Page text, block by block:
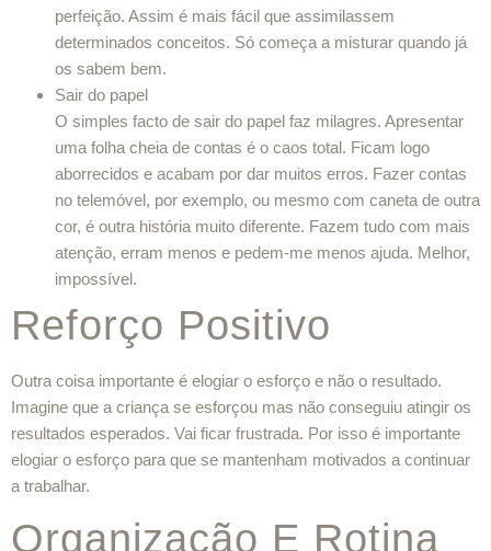
perfeição. Assim é mais fácil que assimilassem
determinados conceitos. Só começa a misturar quando já
os sabem bem.
Sair do papel
O simples facto de sair do papel faz milagres. Apresentar
uma folha cheia de contas é o caos total. Ficam logo
aborrecidos e acabam por dar muitos erros. Fazer contas
no telemóvel, por exemplo, ou mesmo com caneta de outra
cor, é outra história muito diferente. Fazem tudo com mais
atenção, erram menos e pedem-me menos ajuda. Melhor,
impossível.
Reforço Positivo
Outra coisa importante é elogiar o esforço e não o resultado.
Imagine que a criança se esforçou mas não conseguiu atingir os
resultados esperados. Vai ficar frustrada. Por isso é importante
elogiar o esforço para que se mantenham motivados a continuar
a trabalhar.
Organização E Rotina